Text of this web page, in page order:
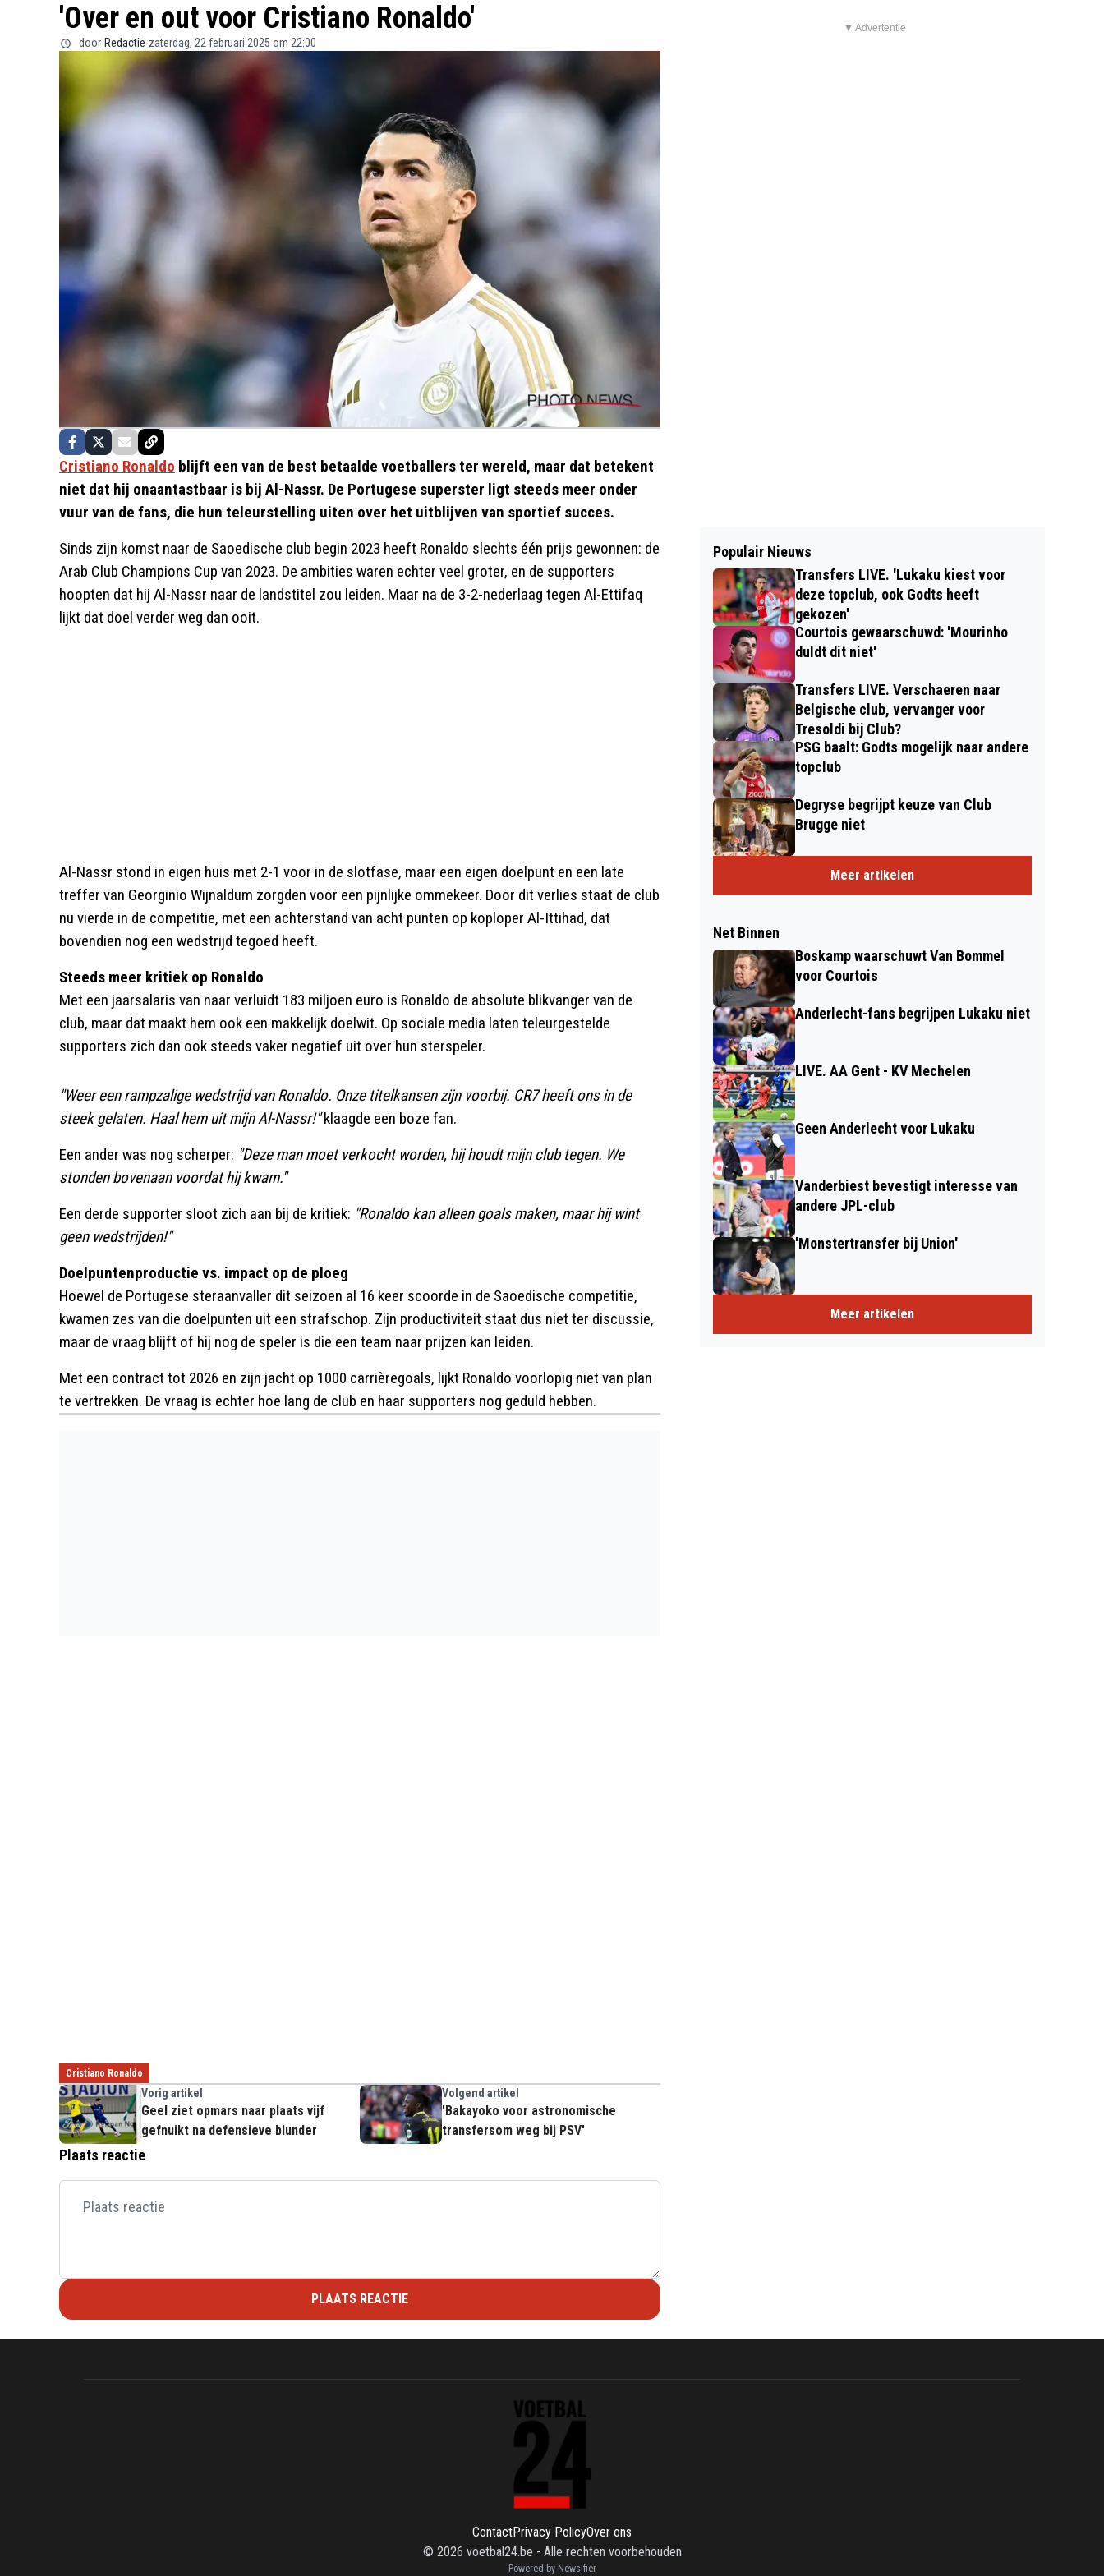
'Over en out voor Cristiano Ronaldo'
door Redactie zaterdag, 22 februari 2025 om 22:00
Cristiano Ronaldo blijft een van de best betaalde voetballers ter wereld, maar dat betekent
niet dat hij onaantastbaar is bij Al-Nassr. De Portugese superster ligt steeds meer onder
vuur van de fans, die hun teleurstelling uiten over het uitblijven van sportief succes.
Sinds zijn komst naar de Saoedische club begin 2023 heeft Ronaldo slechts één prijs gewonnen: de
Arab Club Champions Cup van 2023. De ambities waren echter veel groter, en de supporters
hoopten dat hij Al-Nassr naar de landstitel zou leiden. Maar na de 3-2-nederlaag tegen Al-Ettifaq
lijkt dat doel verder weg dan ooit.
Al-Nassr stond in eigen huis met 2-1 voor in de slotfase, maar een eigen doelpunt en een late
treffer van Georginio Wijnaldum zorgden voor een pijnlijke ommekeer. Door dit verlies staat de club
nu vierde in de competitie, met een achterstand van acht punten op koploper Al-Ittihad, dat
bovendien nog een wedstrijd tegoed heeft.
Steeds meer kritiek op Ronaldo
Met een jaarsalaris van naar verluidt 183 miljoen euro is Ronaldo de absolute blikvanger van de
club, maar dat maakt hem ook een makkelijk doelwit. Op sociale media laten teleurgestelde
supporters zich dan ook steeds vaker negatief uit over hun sterspeler.
"Weer een rampzalige wedstrijd van Ronaldo. Onze titelkansen zijn voorbij. CR7 heeft ons in de
steek gelaten. Haal hem uit mijn Al-Nassr!"klaagde een boze fan.
Een ander was nog scherper: "Deze man moet verkocht worden, hij houdt mijn club tegen. We
stonden bovenaan voordat hij kwam."
Een derde supporter sloot zich aan bij de kritiek: "Ronaldo kan alleen goals maken, maar hij wint
geen wedstrijden!"
Doelpuntenproductie vs. impact op de ploeg
Hoewel de Portugese steraanvaller dit seizoen al 16 keer scoorde in de Saoedische competitie,
kwamen zes van die doelpunten uit een strafschop. Zijn productiviteit staat dus niet ter discussie,
maar de vraag blijft of hij nog de speler is die een team naar prijzen kan leiden.
Met een contract tot 2026 en zijn jacht op 1000 carrièregoals, lijkt Ronaldo voorlopig niet van plan
te vertrekken. De vraag is echter hoe lang de club en haar supporters nog geduld hebben.
Cristiano Ronaldo
Vorig artikel
Geel ziet opmars naar plaats vijf
gefnuikt na defensieve blunder
Volgend artikel
'Bakayoko voor astronomische
transfersom weg bij PSV'
Plaats reactie
PLAATS REACTIE
▼ Advertentie
Populair Nieuws
Transfers LIVE. 'Lukaku kiest voor
deze topclub, ook Godts heeft
gekozen'
Courtois gewaarschuwd: 'Mourinho
duldt dit niet'
Transfers LIVE. Verschaeren naar
Belgische club, vervanger voor
Tresoldi bij Club?
PSG baalt: Godts mogelijk naar andere
topclub
Degryse begrijpt keuze van Club
Brugge niet
Meer artikelen
Net Binnen
Boskamp waarschuwt Van Bommel
voor Courtois
Anderlecht-fans begrijpen Lukaku niet
LIVE. AA Gent - KV Mechelen
Geen Anderlecht voor Lukaku
Vanderbiest bevestigt interesse van
andere JPL-club
'Monstertransfer bij Union'
Meer artikelen
ContactPrivacy PolicyOver ons
© 2026 voetbal24.be - Alle rechten voorbehouden
Powered by Newsifier